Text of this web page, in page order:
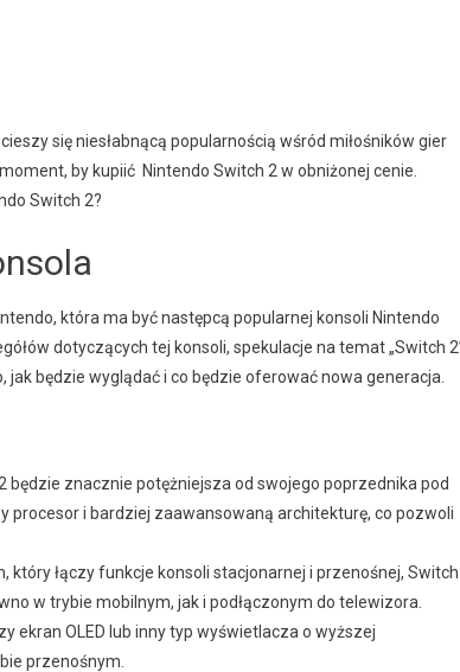
się niesłabnącą popularnością wśród miłośników gier
by kupiić Nintendo Switch 2 w obniżonej cenie.
Switch 2?
która ma być następcą popularnej konsoli Nintendo
dotyczących tej konsoli, spekulacje na temat „Switch
będzie wyglądać i co będzie oferować nowa generacja.
będzie znacznie potężniejsza od swojego poprzednika pod
i bardziej zaawansowaną architekturę, co pozwoli
który łączy funkcje konsoli stacjonarnej i przenośnej,
w trybie mobilnym, jak i podłączonym do telewizora.
ekran OLED lub inny typ wyświetlacza o wyższej
przenośnym.